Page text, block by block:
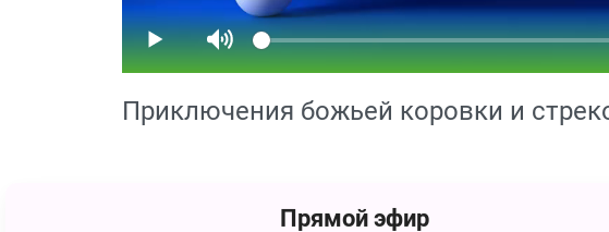
Приключения божьей коровки и
Божья коровка по имени Руби живёт в
Прямой эфир